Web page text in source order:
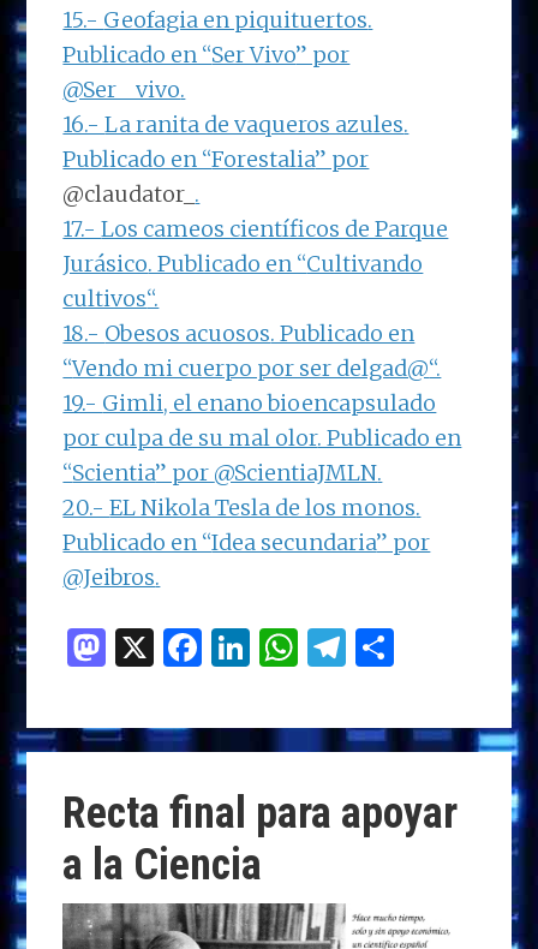
15.- Geofagia en piquituertos.
Publicado en “Ser Vivo” por
@Ser__vivo.
16.-La ranita de vaqueros azules.
Publicado en “Forestalia” por
@claudator_ .
17.-Los cameos científicos de Parque
Jurásico. Publicado en “Cultivando
cultivos“.
18.- Obesos acuosos. Publicado en
“Vendo mi cuerpo por ser delgad@“.
19.- Gimli, el enano bioencapsulado
por culpa de su mal olor. Publicado en
“Scientia” por @ScientiaJMLN.
20.-EL Nikola Tesla de los monos.
Publicado en “Idea secundaria” por
@Jeibros.
M
to
d
o
n
X F
ce
b
o
o
k
Li
k
e
dI
n
W
at
s
A
p
T
e
g
ra
m
m
p
ar
ti
Recta final para apoyar
a la Ciencia